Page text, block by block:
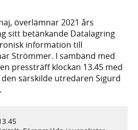
överlämnar 2021 års
sitt betänkande Datalagring
information till
Strömmer. I samband med
pressträff klockan 13.45 med
särskilde utredaren Sigurd